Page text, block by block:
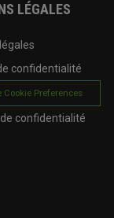
LÉGALES
confidentialité
Cookie Preferences
confidentialité